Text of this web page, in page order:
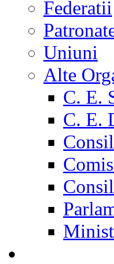
Federatii
Uniuni
Alte
C. E.
C. E.